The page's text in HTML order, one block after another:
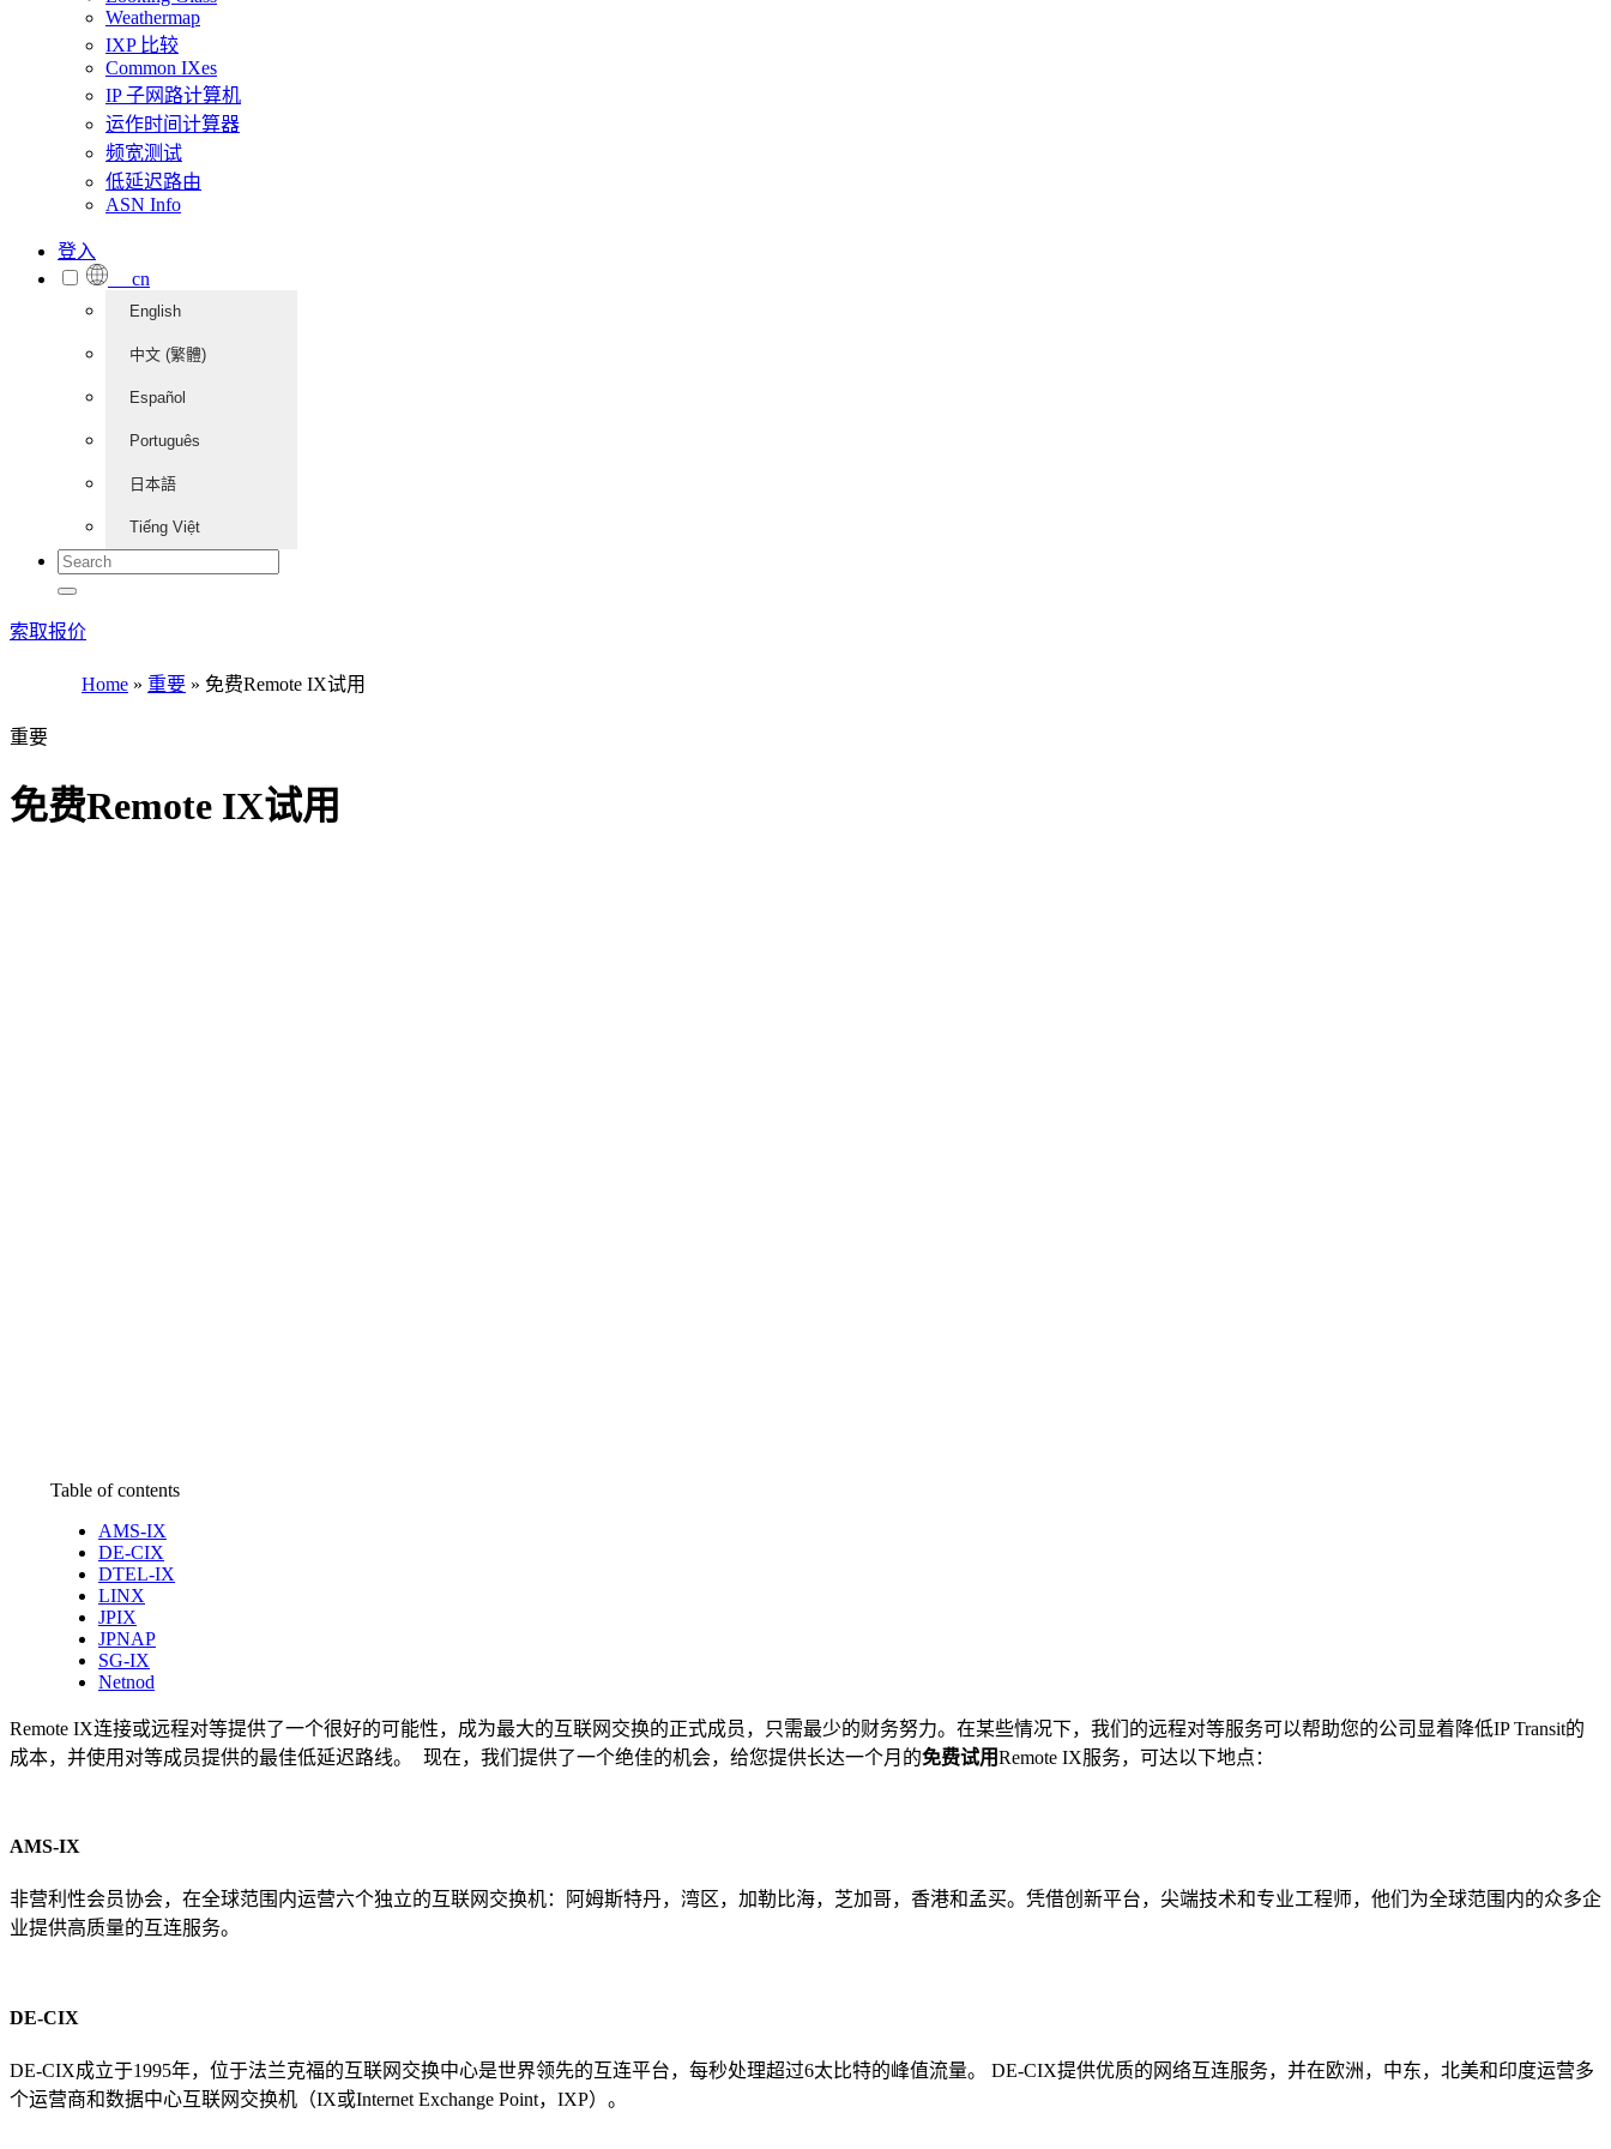
Weathermap
IXP 比较
Common IXes
IP 子网路计算机
运作时间计算器
频宽测试
低延迟路由
ASN Info
登入
cn
English
中文 (繁體)
Español
Português
日本語
Tiếng Việt
索取报价
Home » 重要 » 免费Remote IX试用
重要
免费Remote IX试用
Table of contents
AMS-IX
DE-CIX
DTEL-IX
LINX
JPIX
JPNAP
SG-IX
Netnod
Remote IX连接或远程对等提供了一个很好的可能性，成为最大的互联网交换的正式成员，只需最少的财务努力。在某些情况下，我们的远程对等服务可以帮助您的公司显着降低IP Transit的
成本，并使用对等成员提供的最佳低延迟路线。
现在，我们提供了一个绝佳的机会，给您提供长达一个月的免费试用Remote IX服务，可达以下地点：
AMS-IX
非营利性会员协会，在全球范围内运营六个独立的互联网交换机：阿姆斯特丹，湾区，加勒比海，芝加哥，香港和孟买。凭借创新平台，尖端技术和专业工程师，他们为全球范围内的众多企
业提供高质量的互连服务。
DE-CIX
DE-CIX成立于1995年，位于法兰克福的互联网交换中心是世界领先的互连平台，每秒处理超过6太比特的峰值流量。 DE-CIX提供优质的网络互连服务，并在欧洲，中东，北美和印度运营多
个运营商和数据中心互联网交换机（IX或Internet Exchange Point，IXP）。